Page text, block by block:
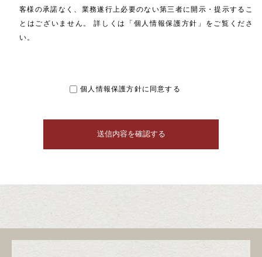
客様の承諾なく、業務遂行上必要のない第三者に開示・提示するこ
とはございません。 詳しくは「個人情報保護方針」をご覧くださ
い。
個人情報保護方針に同意する